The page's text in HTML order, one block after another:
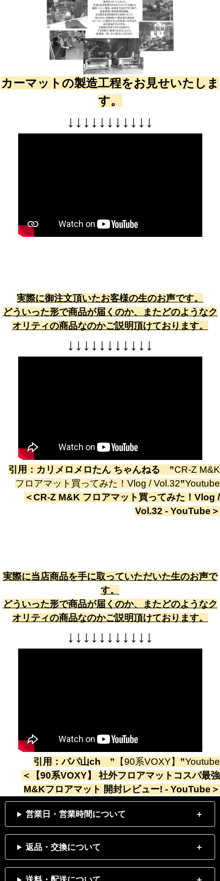
カーマットの製造工程をお見せいたしま
す。
↓ ↓ ↓ ↓ ↓ ↓ ↓ ↓ ↓ ↓ ↓
実際に御注文頂いたお客様の生のお声です。
どういった形で商品が届くのか、またどのようなク
オリティの商品なのかご説明頂けております。
↓ ↓ ↓ ↓ ↓ ↓ ↓ ↓ ↓ ↓ ↓
引用： カリメロメロたん ちゃんねる ”CR-Z M&K
フロアマット買ってみた！Vlog / Vol.32”Youtube
＜CR-Z M&K フロアマット買ってみた！Vlog /
Vol.32 - YouTube ＞
実際に当店商品を手に取っていただいた生のお声で
す。
どういった形で商品が届くのか、またどのようなク
オリティの商品なのかご説明頂けております。
↓ ↓ ↓ ↓ ↓ ↓ ↓ ↓ ↓ ↓ ↓
引用：パパ山ch ” 【90系VOXY】 ”Youtube
＜
【90系VOXY】 社外フロアマットコスパ最強
M&Kフロアマット 開封レビュー! - YouTube ＞
営業日・営業時間について
返品・交換について